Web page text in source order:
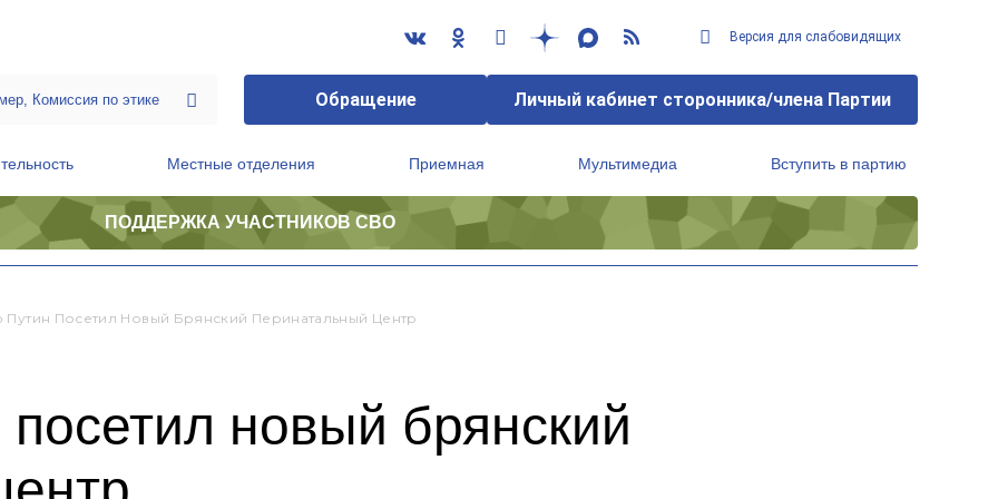
Версия для слабовидящих
Обращение Личный кабинет сторонника/члена Партии
Местные отделения Приемная Мультимедиа Вступить в партию
ПОДДЕРЖКА УЧАСТНИКОВ СВО
Путин Посетил Новый Брянский Перинатальный Центр
новый брянский